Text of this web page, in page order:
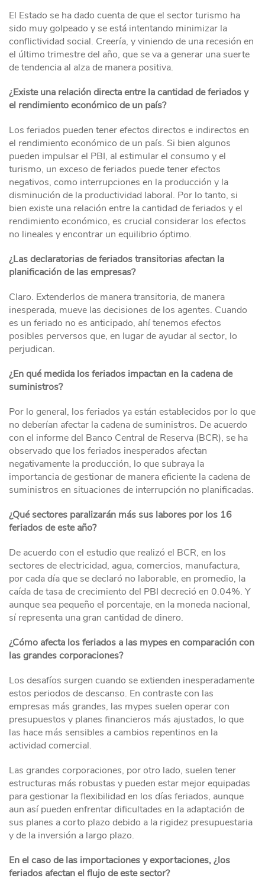
El Estado se ha dado cuenta de que el sector turismo ha
sido muy golpeado y se está intentando minimizar la
conflictividad social. Creería, y viniendo de una recesión en
el último trimestre del año, que se va a generar una suerte
de tendencia al alza de manera positiva.
¿Existe una relación directa entre la cantidad de feriados y
el rendimiento económico de un país?
Los feriados pueden tener efectos directos e indirectos en
el rendimiento económico de un país. Si bien algunos
pueden impulsar el PBI, al estimular el consumo y el
turismo, un exceso de feriados puede tener efectos
negativos, como interrupciones en la producción y la
disminución de la productividad laboral. Por lo tanto, si
bien existe una relación entre la cantidad de feriados y el
rendimiento económico, es crucial considerar los efectos
no lineales y encontrar un equilibrio óptimo.
¿Las declaratorias de feriados transitorias afectan la
planificación de las empresas?
Claro. Extenderlos de manera transitoria, de manera
inesperada, mueve las decisiones de los agentes. Cuando
es un feriado no es anticipado, ahí tenemos efectos
posibles perversos que, en lugar de ayudar al sector, lo
perjudican.
¿En qué medida los feriados impactan en la cadena de
suministros?
Por lo general, los feriados ya están establecidos por lo que
no deberían afectar la cadena de suministros. De acuerdo
con el informe del Banco Central de Reserva (BCR), se ha
observado que los feriados inesperados afectan
negativamente la producción, lo que subraya la
importancia de gestionar de manera eficiente la cadena de
suministros en situaciones de interrupción no planificadas.
¿Qué sectores paralizarán más sus labores por los 16
feriados de este año?
De acuerdo con el estudio que realizó el BCR, en los
sectores de electricidad, agua, comercios, manufactura,
por cada día que se declaró no laborable, en promedio, la
caída de tasa de crecimiento del PBI decreció en 0.04%. Y
aunque sea pequeño el porcentaje, en la moneda nacional,
sí representa una gran cantidad de dinero.
¿Cómo afecta los feriados a las mypes en comparación con
las grandes corporaciones?
Los desafíos surgen cuando se extienden inesperadamente
estos periodos de descanso. En contraste con las
empresas más grandes, las mypes suelen operar con
presupuestos y planes financieros más ajustados, lo que
las hace más sensibles a cambios repentinos en la
actividad comercial.
Las grandes corporaciones, por otro lado, suelen tener
estructuras más robustas y pueden estar mejor equipadas
para gestionar la flexibilidad en los días feriados, aunque
aun así pueden enfrentar dificultades en la adaptación de
sus planes a corto plazo debido a la rigidez presupuestaria
y de la inversión a largo plazo.
En el caso de las importaciones y exportaciones, ¿los
feriados afectan el flujo de este sector?